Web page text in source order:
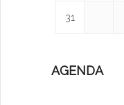
31
AGENDA